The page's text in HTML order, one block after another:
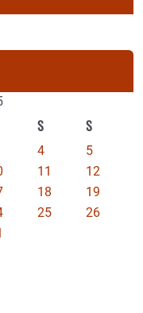
S S
4
5
11
12
18
19
25
26